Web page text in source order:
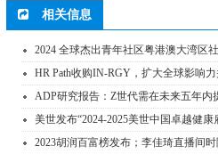
相关信息
2024 全球杰出青年社区粤港澳大湾区
HR Path收购IN-RGY，扩大全球影响力
ADP研究报告：Z世代需在未来五年内
美世发布“2024-2025美世中国卓越健康
2023胡润百富榜发布；李佳琦直播间时